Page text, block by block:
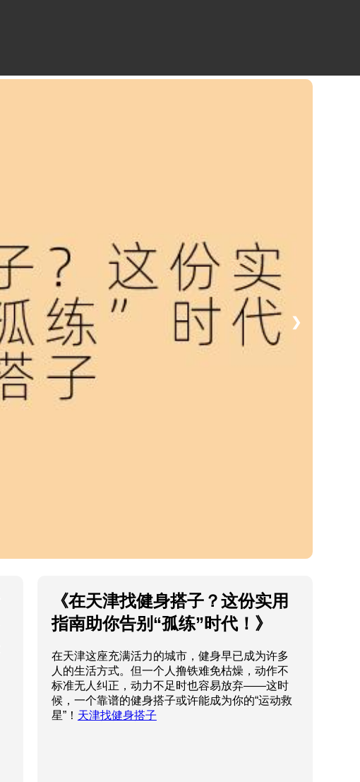
❯
《在天津找健身搭子？这份实用
指南助你告别“孤练”时代！》
在天津这座充满活力的城市，健身早已成为许多
人的生活方式。但一个人撸铁难免枯燥，动作不
标准无人纠正，动力不足时也容易放弃——这时
候，一个靠谱的健身搭子或许能成为你的“运动救
星”！ 天津找健身搭子